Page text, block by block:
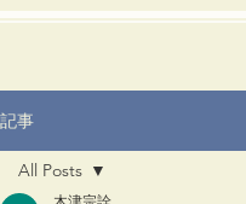
記事
All Posts